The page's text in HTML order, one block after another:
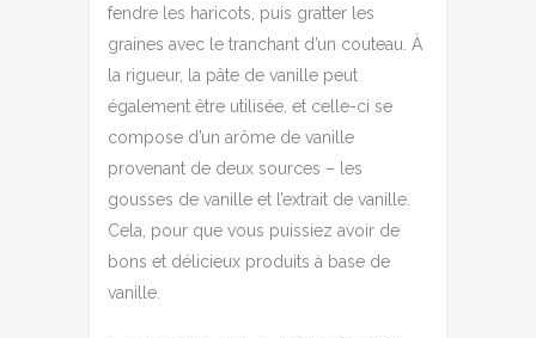
fendre les haricots, puis gratter les
graines avec le tranchant d’un couteau. À
la rigueur, la pâte de vanille peut
également être utilisée, et celle-ci se
compose d’un arôme de vanille
provenant de deux sources – les
gousses de vanille et l’extrait de vanille.
Cela, pour que vous puissiez avoir de
bons et délicieux produits à base de
vanille.